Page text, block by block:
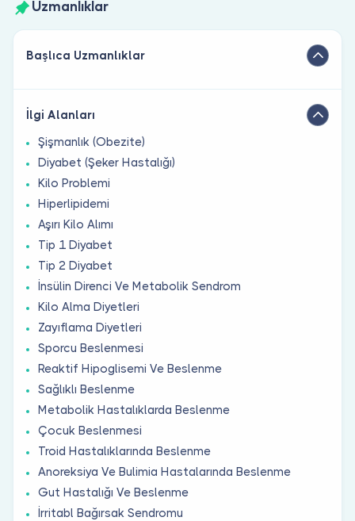
Uzmanlıklar
Başlıca Uzmanlıklar
İlgi Alanları
Şişmanlık (Obezite)
Diyabet (Şeker Hastalığı)
Kilo Problemi
Hiperlipidemi
Aşırı Kilo Alımı
Tip 1 Diyabet
Tip 2 Diyabet
İnsülin Direnci Ve Metabolik Sendrom
Kilo Alma Diyetleri
Zayıflama Diyetleri
Sporcu Beslenmesi
Reaktif Hipoglisemi Ve Beslenme
Sağlıklı Beslenme
Metabolik Hastalıklarda Beslenme
Çocuk Beslenmesi
Troid Hastalıklarında Beslenme
Anoreksiya Ve Bulimia Hastalarında Beslenme
Gut Hastalığı Ve Beslenme
İrritabl Bağırsak Sendromu